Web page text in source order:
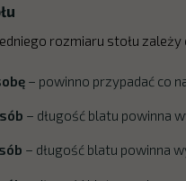
rozmiaru stołu
– powinno przypadać co
– długość blatu powinna
– długość blatu powinna